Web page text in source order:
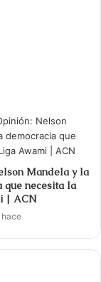
Mandela y la
que necesita la
| ACN
hace